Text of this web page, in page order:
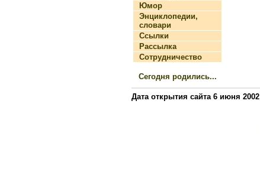
Юмор
Энциклопедии,
словари
Ссылки
Рассылка
Сотрудничество
Сегодня родились...
Дата открытия сайта 6 июня 2002